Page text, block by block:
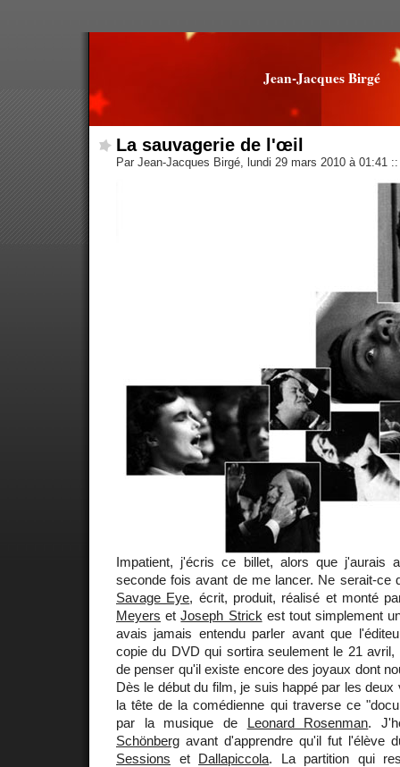
Jean-Jacques Birgé
La sauvagerie de l'œil
Par Jean-Jacques Birgé, lundi 29 mars 2010 à 01:41 ::
Impatient, j'écris ce billet, alors que j'aurais
seconde fois avant de me lancer. Ne serait-ce
Savage Eye, écrit, produit, réalisé et monté
Meyers etJoseph Strick est tout simplement
avais jamais entendu parler avant que
copie du DVD qui sortira seulement le 21
de penser qu'il existe encore des joyaux dont
Dès le début du film, je suis happé par les deux
la tête de la comédienne qui traverse ce
par la musique de Leonard Rosenman.
Schönberg avant d'apprendre qu'il fut l'élève
Sessions et Dallapiccola. La partition qui